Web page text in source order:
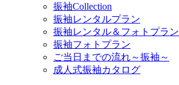
振袖Collection
振袖レンタルプラン
振袖レンタル＆フォトプラン
振袖フォトプラン
ご当日までの流れ～振袖～
成人式振袖カタログ